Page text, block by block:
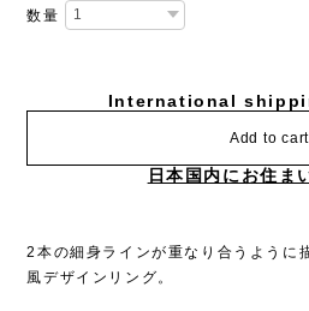
数量
International
Add to cart
日本国内にお住ま
2本の細身ラインが重なり合うように
風デザインリング。